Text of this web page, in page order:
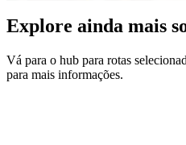
Explore ainda mais
Vá para o hub para rotas
para mais informações.